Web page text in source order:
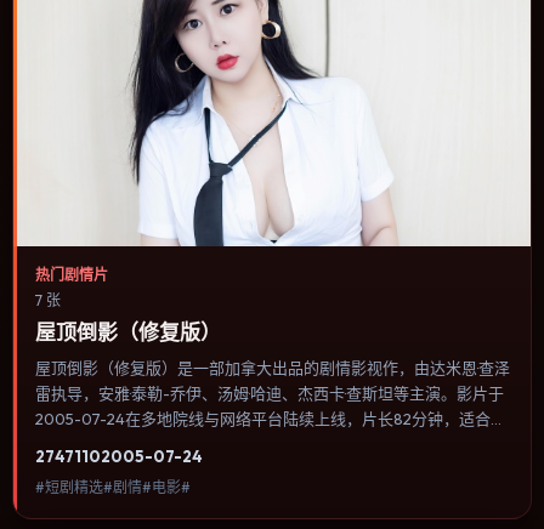
热门剧情片
7 张
屋顶倒影（修复版）
屋顶倒影（修复版）是一部加拿大出品的剧情影视作，由达米恩·查泽
雷执导，安雅·泰勒-乔伊、汤姆·哈迪、杰西卡·查斯坦等主演。影片于
2005-07-24在多地院线与网络平台陆续上线，片长82分钟，适合喜
情节推进，节奏与视听语言统一，可作为休闲观影或类型片补片的选
择。
27471102005-07-24
#短剧精选#剧情#电影#